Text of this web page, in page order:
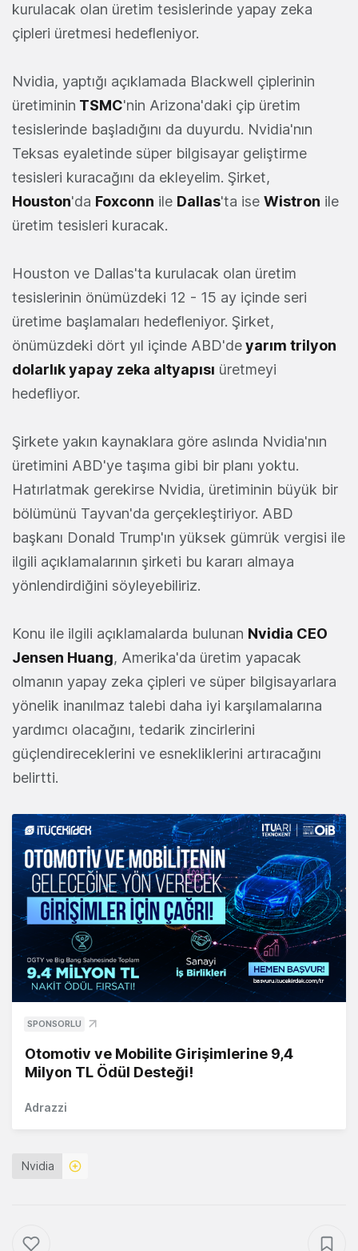
kurulacak olan üretim tesislerinde yapay zeka
çipleri üretmesi hedefleniyor.
Nvidia, yaptığı açıklamada Blackwell çiplerinin
üretiminin TSMC'nin Arizona'daki çip üretim
tesislerinde başladığını da duyurdu. Nvidia'nın
Teksas eyaletinde süper bilgisayar geliştirme
tesisleri kuracağını da ekleyelim. Şirket,
Houston'da Foxconn ile Dallas'ta ise Wistron ile
üretim tesisleri kuracak.
Houston ve Dallas'ta kurulacak olan üretim
tesislerinin önümüzdeki 12 - 15 ay içinde seri
üretime başlamaları hedefleniyor. Şirket,
önümüzdeki dört yıl içinde ABD'deyarım trilyon
dolarlık yapay zeka altyapısı üretmeyi
hedefliyor.
Şirkete yakın kaynaklara göre aslında Nvidia'nın
üretimini ABD'ye taşıma gibi bir planı yoktu.
Hatırlatmak gerekirse Nvidia, üretiminin büyük bir
bölümünü Tayvan'da gerçekleştiriyor. ABD
başkanı Donald Trump'ın yüksek gümrük vergisi ile
ilgili açıklamalarının şirketi bu kararı almaya
yönlendirdiğini söyleyebiliriz.
Konu ile ilgili açıklamalarda bulunan Nvidia CEO
Jensen Huang, Amerika'da üretim yapacak
olmanın yapay zeka çipleri ve süper bilgisayarlara
yönelik inanılmaz talebi daha iyi karşılamalarına
yardımcı olacağını, tedarik zincirlerini
güçlendireceklerini ve esnekliklerini artıracağını
belirtti.
SPONSORLU
Otomotiv ve Mobilite Girişimlerine 9,4
Milyon TL Ödül Desteği!
Adrazzi
Nvidia